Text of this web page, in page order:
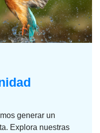
generar un
Explora nuestras